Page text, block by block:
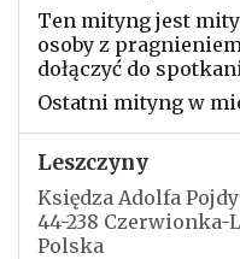
Ten mityng jest
osoby z
dołączyć do
Ostatni mityng w
Leszczyny
Księdza Adolfa
44-238 Czerwionka-
Polska